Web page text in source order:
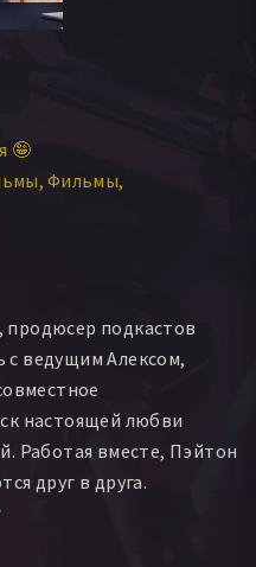
🤪
Фильмы
подкастов
ведущим Алексом,
настоящей любви
Работая вместе, Пэйтон
друг в друга.